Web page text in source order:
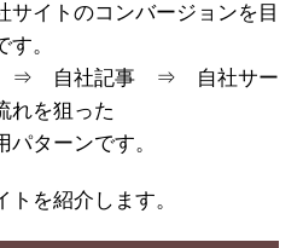
サイトのコンバージョンを目
。
⇒ 自社記事 ⇒ 自社サー
れを狙った
ターンです。
を紹介します。